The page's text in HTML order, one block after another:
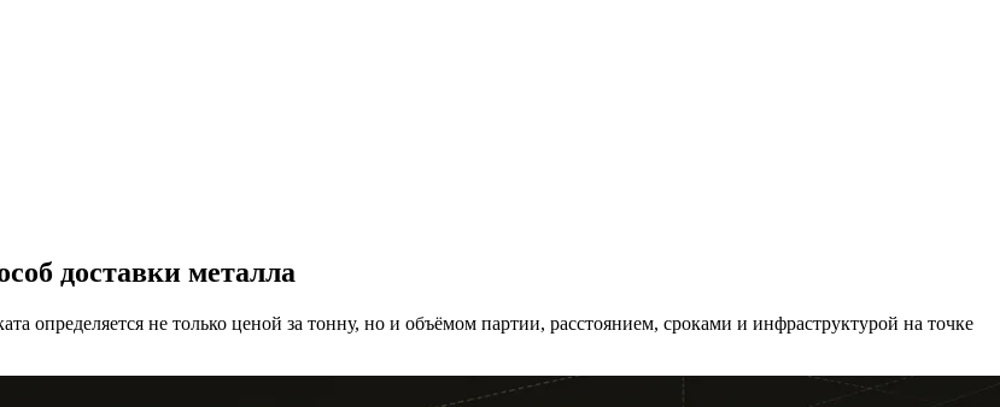
доставки металла
определяется не только ценой за тонну, но и объёмом партии, расстоянием, сроками и инфраструктурой на точке